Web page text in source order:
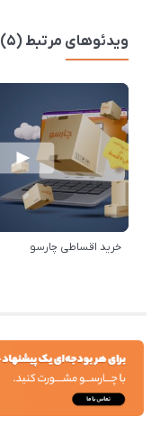
ویدئوهای مرتبط (5)
خرید اقساطی چارسو